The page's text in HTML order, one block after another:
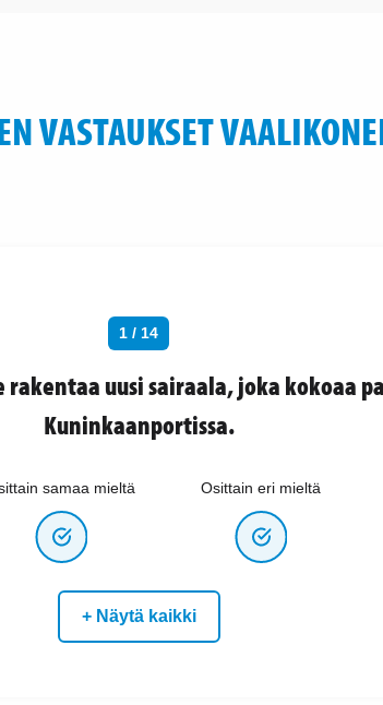
VASTAUKSET
1 / 14
rakentaa uusi sairaala, joka kokoaa
Kuninkaanportissa.
samaa mieltä Osittain eri mieltä
+ Näytä kaikki